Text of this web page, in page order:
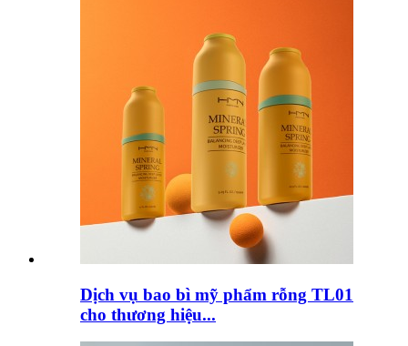
Dịch vụ bao bì mỹ phẩm rỗng TL01
cho thương hiệu...